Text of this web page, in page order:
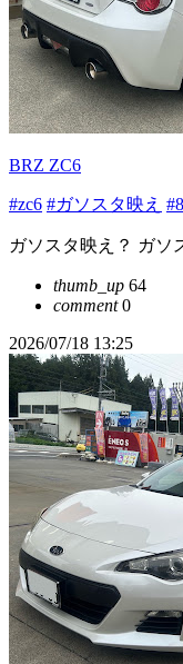
BRZ ZC6
#zc6 #ガソスタ映え
ガソスタ映え？ ガソ
thumb_up 64
comment0
2026/07/18 13:25